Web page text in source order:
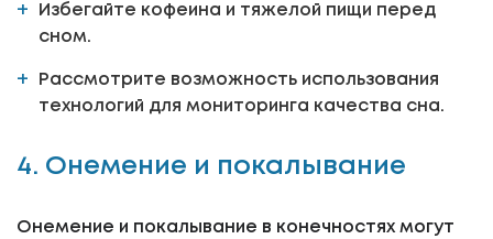
Избегайте кофеина и тяжелой пищи перед
сном.
Рассмотрите возможность использования
технологий для мониторинга качества сна.
4. Онемение и покалывание
Онемение и покалывание в конечностях могут